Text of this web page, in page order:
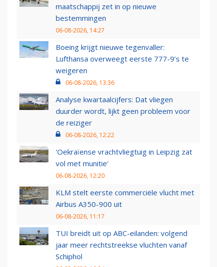
maatschappij zet in op nieuwe
bestemmingen
06-08-2026, 14:27
Boeing krijgt nieuwe tegenvaller:
Lufthansa overweegt eerste 777-9’s te
weigeren
06-08-2026, 13:36
Analyse kwartaalcijfers: Dat vliegen
duurder wordt, lijkt geen probleem voor
de reiziger
06-08-2026, 12:22
'Oekraïense vrachtvliegtuig in Leipzig zat
vol met munitie'
06-08-2026, 12:20
KLM stelt eerste commerciële vlucht met
Airbus A350-900 uit
06-08-2026, 11:17
TUI breidt uit op ABC-eilanden: volgend
jaar meer rechtstreekse vluchten vanaf
Schiphol